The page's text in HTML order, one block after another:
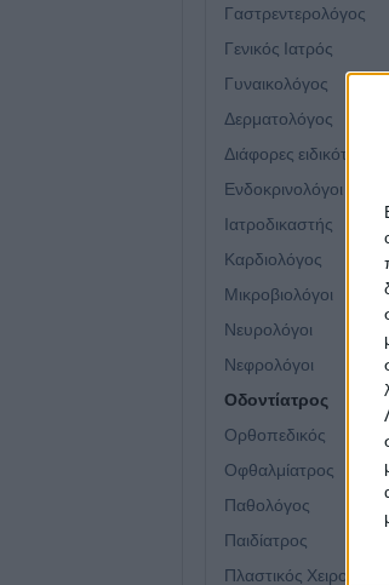
Γαστρεντερολόγος
Γενικός Ιατρός
Γυναικολόγος
Δερματολόγος
Διάφορες ειδικότητες
Ενδοκρινολόγοι
Ιατροδικαστής
Καρδιολόγος
Μικροβιολόγοι
Νευρολόγοι
Νεφρολόγοι
Οδοντίατρος
Ορθοπεδικός
Οφθαλμίατρος
Παθολόγος
Παιδίατρος
Πλαστικός Χειρουργός
ΟΔΟΝΤΊΑΤΡΟΣ
οδοντιατρική
Από
€